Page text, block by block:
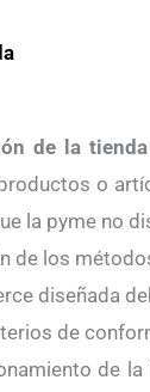
de la
o
la pyme no
de los
diseñada
de
de